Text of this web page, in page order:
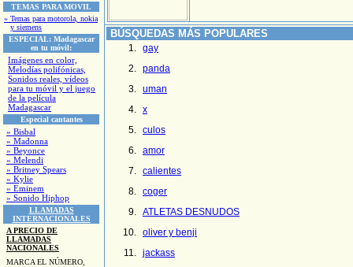
TEMAS PARA MOVIL
» Temas para motorola, nokia
y siemens
ESPECIAL: Madagascar
en tu móvil:
Imágenes en color,
Melodías polifónicas,
Sonidos reales, vídeos
para tu móvil y el juego
de la película
Madagascar
Especial cantantes
» Bisbal
» Madonna
» Beyonce
» Melendi
» Britney Spears
» Kylie
» Eminem
» Sonido Hiphop
LLAMADAS
INTERNACIONALES
A PRECIO DE
LLAMADAS
NACIONALES
MARCA EL NÚMERO,
BÚSQUEDAS MÁS POPULARES
gay
panda
uman
x
culos
amor
calientes
coger
ATLETAS DESNUDOS
oliver y benji
jackass